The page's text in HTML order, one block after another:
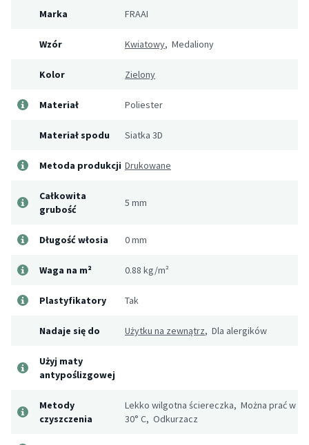
Marka FRAAI
Wzór Kwiatowy, Medaliony
Kolor Zielony
Materiał Poliester
Materiał spodu Siatka 3D
Metoda produkcji Drukowane
Całkowita
grubość
5 mm
Długość włosia 0 mm
Waga na m² 0.88 kg/m²
Plastyfikatory Tak
Nadaje się do Użytku na zewnątrz, Dla alergików
Użyj maty
antypoślizgowej
Metody
czyszczenia
Lekko wilgotna ściereczka, Można prać w
30° C, Odkurzacz